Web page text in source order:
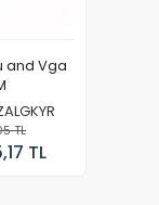
and Vga
TL
TL